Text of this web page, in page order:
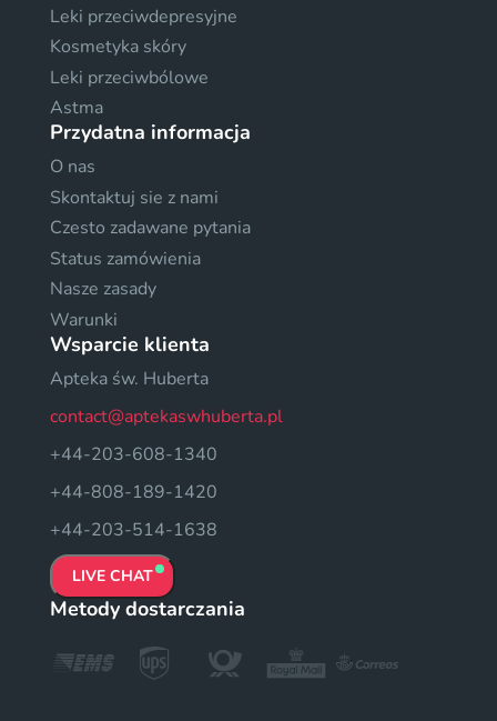
Leki przeciwdepresyjne
Kosmetyka skóry
Leki przeciwbólowe
Astma
Przydatna informacja
O nas
Skontaktuj sie z nami
Czesto zadawane pytania
Status zamówienia
Nasze zasady
Warunki
Wsparcie klienta
Apteka św. Huberta
contact@aptekaswhuberta.pl
+44-203-608-1340
+44-808-189-1420
+44-203-514-1638
LIVE CHAT
Metody dostarczania